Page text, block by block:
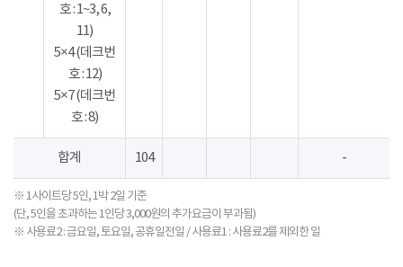
호 : 1~3, 6,
11)
5×4 (데크번
호 : 12)
5×7 (데크번
호 : 8)
합계 104 -
※ 1사이트당 5인, 1박 2일 기준
(단, 5인을 초과하는 1인당 3,000원의 추가요금이 부과됨)
※ 사용료2 : 금요일, 토요일, 공휴일전일 / 사용료1 : 사용료2를 제외한 일